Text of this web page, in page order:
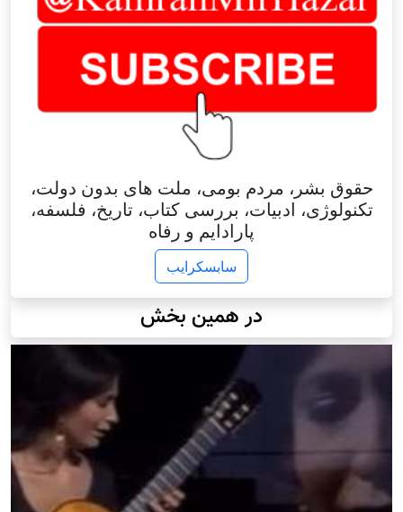
حقوق بشر، مردم بومی، ملت های بدون دولت،
تکنولوژی، ادبیات، بررسی کتاب، تاریخ، فلسفه،
پارادایم و رفاه
سابسکرایب
در همین بخش